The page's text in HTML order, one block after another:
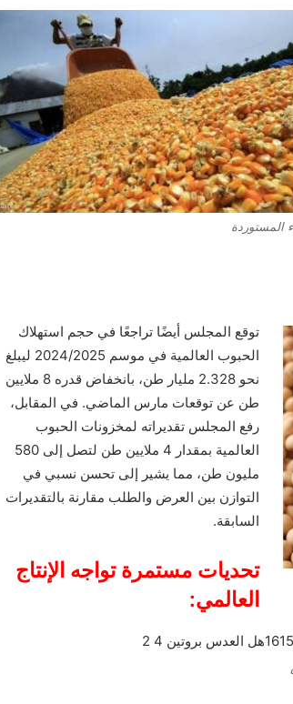
المستوردة
توقع المجلس أيضًا تراجعًا في حجم استهلاك
الحبوب العالمية في موسم 2024/2025 ليبلغ
نحو 2.328 مليار طن، بانخفاض قدره 8 ملايين
طن عن توقعات مارس الماضي. في المقابل،
رفع المجلس تقديراته لمخزونات الحبوب
العالمية بمقدار 4 ملايين طن لتصل إلى 580
مليون طن، مما يشير إلى تحسن نسبي في
التوازن بين العرض والطلب مقارنة بالتقديرات
السابقة.
تحديات مستمرة تواجه الإنتاج
العالمي: